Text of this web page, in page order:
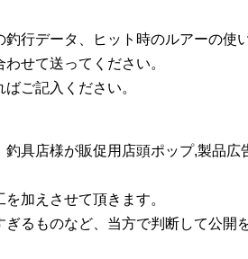
行データ、ヒット時のルアーの使
せて送ってください。
ご記入ください。
具店様が販促用店頭ポップ,製品広
加えさせて頂きます。
るものなど、当方で判断して公開